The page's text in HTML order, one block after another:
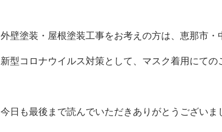
外壁塗装・屋根塗装工事をお考えの方は、恵那市
新型コロナウイルス対策として、マスク着用にての
今日も最後まで読んでいただきありがとうございま